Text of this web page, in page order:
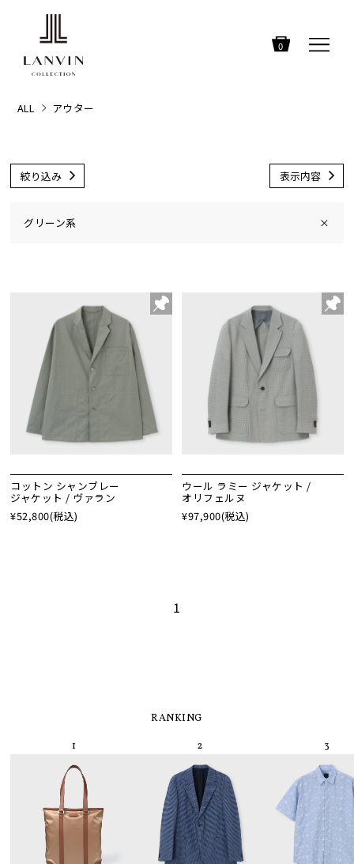
0
ALL アウター
絞り込み 表示内容
グリーン系 ×
コットン シャンブレー
ジャケット / ヴァラン
¥52,800(税込)
ウール ラミー ジャケット /
オリフェルヌ
¥97,900(税込)
1
RANKING